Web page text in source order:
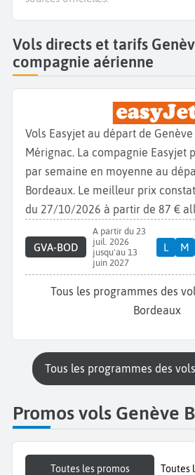
Vols directs et tarifs
compagnie aérienne
Vols Easyjet au départ de
Mérignac. La compagnie Easyjet
par semaine en moyenne au
Bordeaux. Le meilleur prix
du 27/10/2026 à partir de 87 €
GVA-BOD
A partir du 23
juil. 2026
jusqu'au 13
juin 2027
L M
Tous les programmes des vols Easyjet vers
Bordeaux
Tous les programmes des
Promos vols Genève
Toutes les promos